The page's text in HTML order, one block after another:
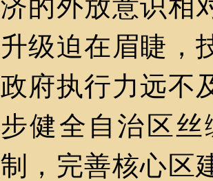
济的外放意识相
升级迫在眉睫，
政府执行力远不
步健全自治区
制，完善核心区